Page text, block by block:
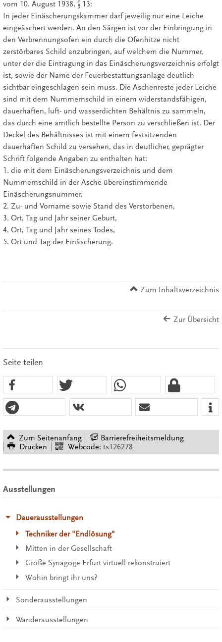
vom 10. August 1938, § 13:
In jeder Einäscherungskammer darf jeweilig nur eine Leiche
eingeäschert werden. An den Särgen ist vor der Einbringung in
den Verbrennungsofen ein durch die Ofenhitze nicht
zerstörbares Schild anzubringen, auf welchem die Nummer,
unter der die Eintragung in das Einäscherungsverzeichnis erfolgt
ist, sowie der Name der Feuerbestattungsanlage deutlich
sichtbar eingeschlagen sein muss. Die Aschenreste jeder Leiche
sind mit dem Nummernschild in einem widerstandsfähigen,
dauerhaften, luft- und wasserdichten Behältnis zu sammeln,
das durch eine amtlich bestellte Person zu verschließen ist. Der
Deckel des Behältnisses ist mit einem festsitzenden
dauerhaften Schild zu versehen, das in deutlicher, geprägter
Schrift folgende Angaben zu enthalten hat:
1. die mit dem Einäscherungsverzeichnis und dem
Nummernschild in der Asche übereinstimmende
Einäscherungsnummer,
2. Zu- und Vorname sowie Stand des Verstorbenen,
3. Ort, Tag und Jahr seiner Geburt,
4. Ort, Tag und Jahr seines Todes,
5. Ort und Tag der Einäscherung.
Zum Inhaltsverzeichnis
Zur Übersicht
Seite teilen
Zum Seitenanfang
Barrierefreiheitsmeldung
Drucken
Webcode: ts126278
Ausstellungen
Dauerausstellungen
Techniker der "Endlösung"
Mitten in der Gesellschaft
Große Synagoge Erfurt virtuell rekonstruiert
Wohin bringt ihr uns?
Sonderausstellungen
Wanderausstellungen